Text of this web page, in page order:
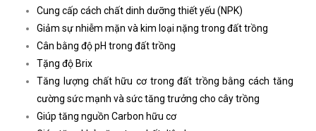
Cung cấp cách chất dinh dưỡng thiết yếu (NPK)
Giảm sự nhiễm mặn và kim loại nặng trong đất trồng
Cân bằng độ pH trong đất trồng
Tặng độ Brix
Tăng lượng chất hữu cơ trong đất trồng bằng cách tăng
cường sức mạnh và sức tăng trưởng cho cây trồng
Giúp tăng nguồn Carbon hữu cơ